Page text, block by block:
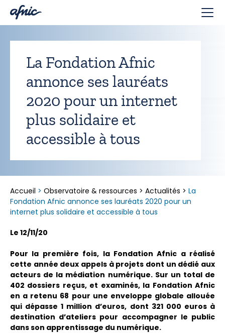
La Fondation Afnic
annonce ses lauréats
2020 pour un internet
plus solidaire et
accessible à tous
Accueil > Observatoire & ressources > Actualités > La
Fondation Afnic annonce ses lauréats 2020 pour un
internet plus solidaire et accessible à tous
Le 12/11/20
Pour la première fois, la Fondation Afnic a réalisé
cette année deux appels à projets dont un dédié aux
acteurs de la médiation numérique. Sur un total de
402 dossiers reçus, et examinés, la Fondation Afnic
en a retenu 68 pour une enveloppe globale allouée
qui dépasse 1 million d’euros, dont 321 000 euros à
destination d’ateliers pour accompagner le public
dans son apprentissage du numérique.
Panneau de gestion des cookies